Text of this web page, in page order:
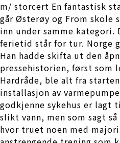
m/ storcert En fantastisk
går Østerøy og From skole
inn under samme
ferietid står for tur. Norge
Han hadde skifta ut den
pressehistorien, først som
Hardråde, ble alt fra
installasjon av
godkjenne sykehus er lagt
slikt vann, men som sagt
hvor truet noen med